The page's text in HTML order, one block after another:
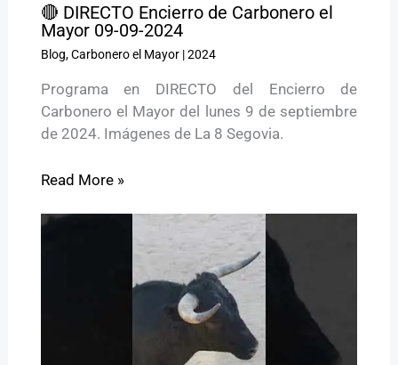
🔴 DIRECTO Encierro de Carbonero el
Mayor 09-09-2024
Blog,Carbonero el Mayor|2024
Programa en DIRECTO del Encierro de
Carbonero el Mayor del lunes 9 de septiembre
de 2024. Imágenes de La 8 Segovia.
Read More »